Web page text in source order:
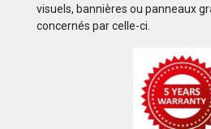
visuels, bannières ou panneaux
concernés par celle-ci.